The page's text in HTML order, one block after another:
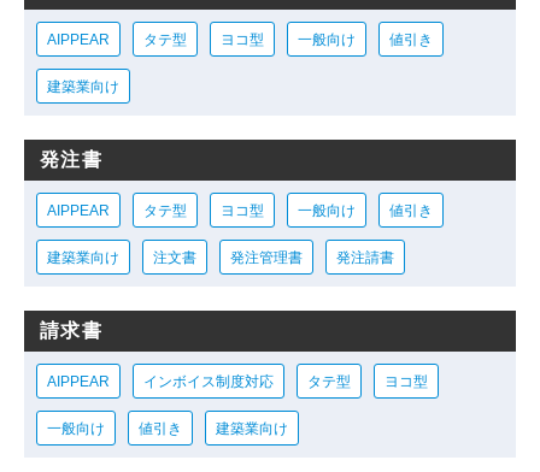
AIPPEAR タテ型 ヨコ型 一般向け 値引き
建築業向け
発注書
AIPPEAR タテ型 ヨコ型 一般向け 値引き
建築業向け 注文書 発注管理書 発注請書
請求書
AIPPEAR インボイス制度対応 タテ型 ヨコ型
一般向け 値引き 建築業向け